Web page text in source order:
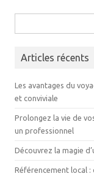
Articles récents
Les avantages du
et conviviale
Prolongez la vie de
un professionnel
Découvrez la magie
Référencement local